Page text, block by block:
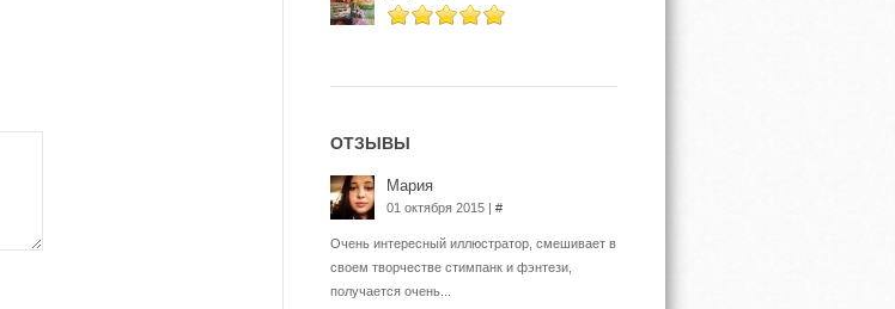
ОТЗЫВЫ
Мария
01 октября 2015 | #
Очень интересный иллюстратор, смешивает в
своем творчестве стимпанк и фэнтези,
получается очень...